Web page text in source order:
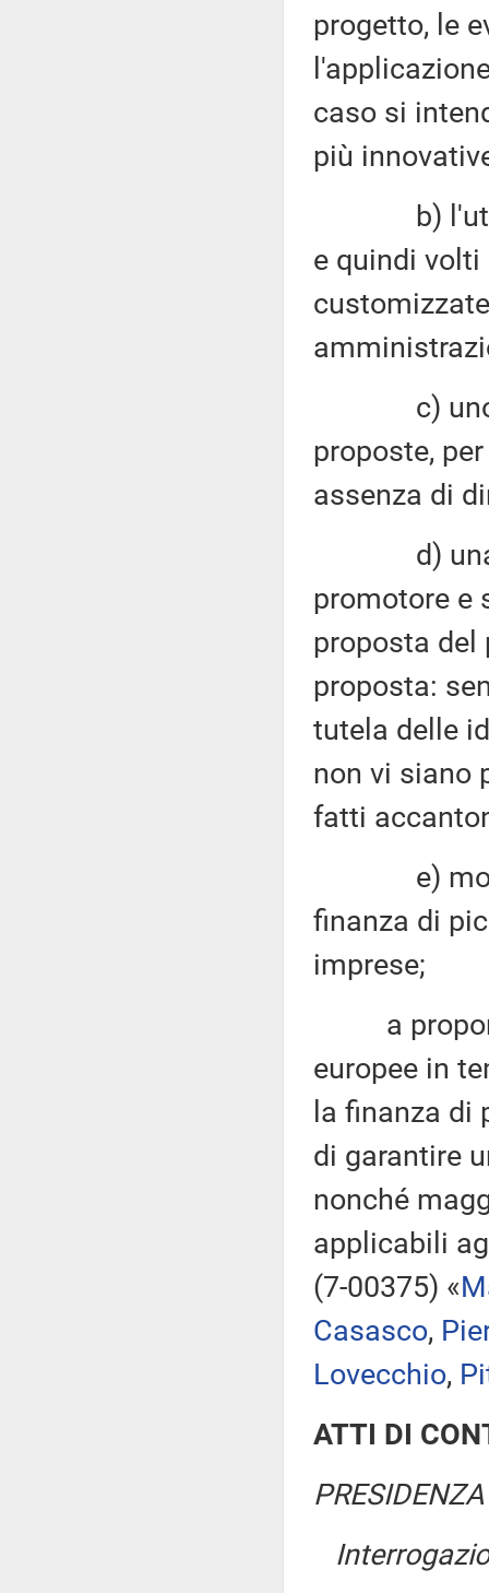
progetto, le
caso si
più
b)
e quindi
c) uno
proposte,
assenza di
d) una
promotore e
proposta del
proposta:
tutela delle
non vi siano
fatti
e)
finanza di
imprese;
a
europee in
la finanza di
di garantire
nonché
applicabili
(7-00375) «
Casasco,
Lovecchio,
ATTI DI